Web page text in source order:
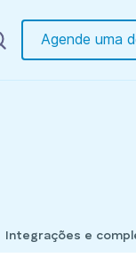
Agende uma
Integrações e